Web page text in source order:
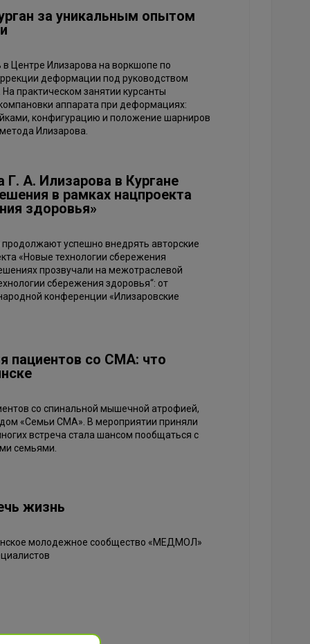
за уникальным опытом
Центре Илизарова на воркшопе по
деформации под руководством
практическом занятии курсанты
аппарата при деформациях:
конфигурацию и положение шарниров
Илизарова.
А. Илизарова в Кургане
в рамках нацпроекта
здоровья»
успешно внедрять авторские
«Новые технологии сбережения
прозвучали на межотраслевой
сбережения здоровья“: от
конференции «Илизаровские
пациентов со СМА: что
со спинальной мышечной атрофией,
«Семьи СМА». В мероприятии приняли
встреча стала шансом пообщаться с
семьями.
жизнь
молодежное сообщество «МЕДМОЛ»